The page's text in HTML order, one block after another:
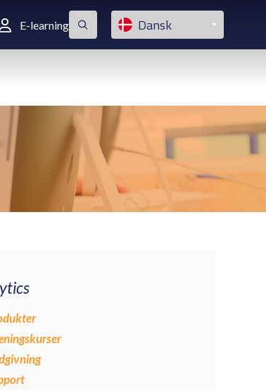
E-learning Dansk